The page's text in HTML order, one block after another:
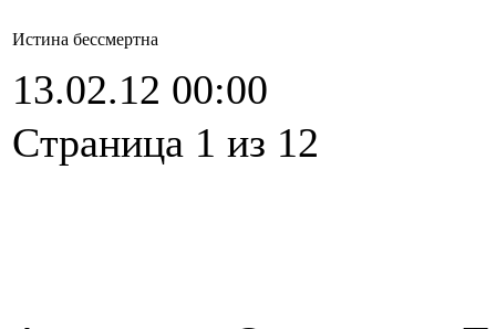
Истина бессмертна
13.02.12 00:00
Cтраница 1 из 12